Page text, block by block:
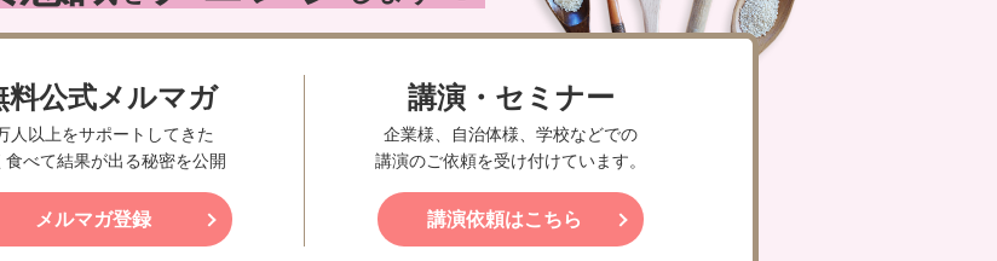
料公式メルマガ
人以上をサポートしてきた
食べて結果が出る秘密を公開
メルマガ登録
講演・セミナー
企業様、自治体様、学校などでの
講演のご依頼を受け付けています。
講演依頼はこちら